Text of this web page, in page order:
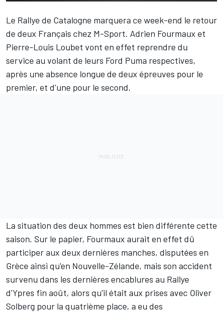
Le Rallye de Catalogne marquera ce week-end le retour
de deux Français chez M-Sport. Adrien Fourmaux et
Pierre-Louis Loubet vont en effet reprendre du
service au volant de leurs Ford Puma respectives,
après une absence longue de deux épreuves pour le
premier, et d'une pour le second.
La situation des deux hommes est bien différente cette
saison. Sur le papier, Fourmaux aurait en effet dû
participer aux deux dernières manches, disputées en
Grèce ainsi qu'en Nouvelle-Zélande, mais son accident
survenu dans les dernières encablures au Rallye
d'Ypres fin août, alors qu'il était aux prises avec Oliver
Solberg pour la quatrième place, a eu des